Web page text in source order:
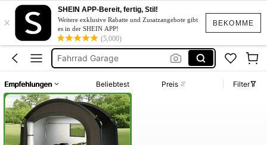
BEKOMME
×
SHEIN APP-Bereit, fertig, Stil!
Weitere exklusive Rabatte und Zusatzangebote gibt
es in der SHEIN APP!
(5,000)
Vordach
Dachplatten
Garage Auto
Fahrrad Garage
Vordach
Dachplatten
Empfehlungen Beliebtest Preis Filter